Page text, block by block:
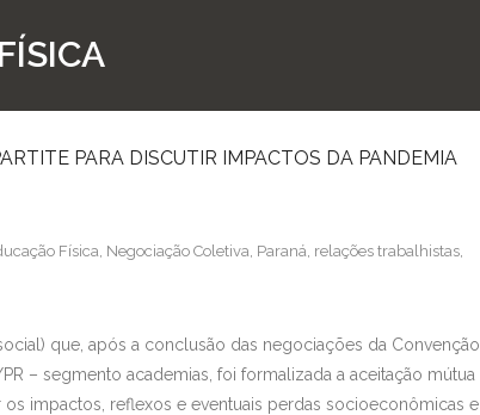
PARA DISCUTIR IMPACTOS DA PANDEMIA
Física Negociação Coletiva Paraná relações trabalhistas
social) que, após a conclusão das negociações da Convenção
– segmento academias, foi formalizada a aceitação mútua
impactos, reflexos e eventuais perdas socioeconômicas e